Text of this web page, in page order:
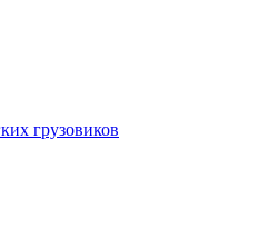
грузовиков